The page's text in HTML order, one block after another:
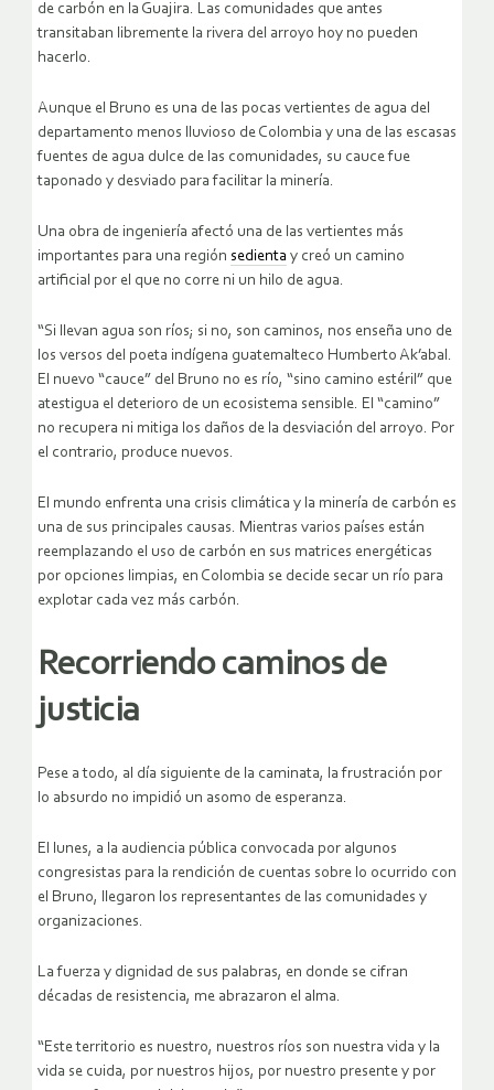
de carbón en la Guajira. Las comunidades que antes
transitaban libremente la rivera del arroyo hoy no pueden
hacerlo.
Aunque el Bruno es una de las pocas vertientes de agua del
departamento menos lluvioso de Colombia y una de las escasas
fuentes de agua dulce de las comunidades, su cauce fue
taponado y desviado para facilitar la minería.
Una obra de ingeniería afectó una de las vertientes más
importantes para una región sedienta y creó un camino
artificial por el que no corre ni un hilo de agua.
“Si llevan agua son ríos; si no, son caminos, nos enseña uno de
los versos del poeta indígena guatemalteco Humberto Ak’abal.
El nuevo “cauce” del Bruno no es río, “sino camino estéril” que
atestigua el deterioro de un ecosistema sensible. El “camino”
no recupera ni mitiga los daños de la desviación del arroyo. Por
el contrario, produce nuevos.
El mundo enfrenta una crisis climática y la minería de carbón es
una de sus principales causas. Mientras varios países están
reemplazando el uso de carbón en sus matrices energéticas
por opciones limpias, en Colombia se decide secar un río para
explotar cada vez más carbón.
Recorriendo caminos de
justicia
Pese a todo, al día siguiente de la caminata, la frustración por
lo absurdo no impidió un asomo de esperanza.
El lunes, a la audiencia pública convocada por algunos
congresistas para la rendición de cuentas sobre lo ocurrido con
el Bruno, llegaron los representantes de las comunidades y
organizaciones.
La fuerza y dignidad de sus palabras, en donde se cifran
décadas de resistencia, me abrazaron el alma.
“Este territorio es nuestro, nuestros ríos son nuestra vida y la
vida se cuida, por nuestros hijos, por nuestro presente y por